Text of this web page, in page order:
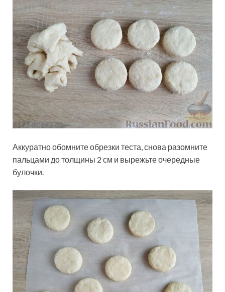
Аккуратно обомните обрезки теста, снова разомните
пальцами до толщины 2 см и вырежьте очередные
булочки.